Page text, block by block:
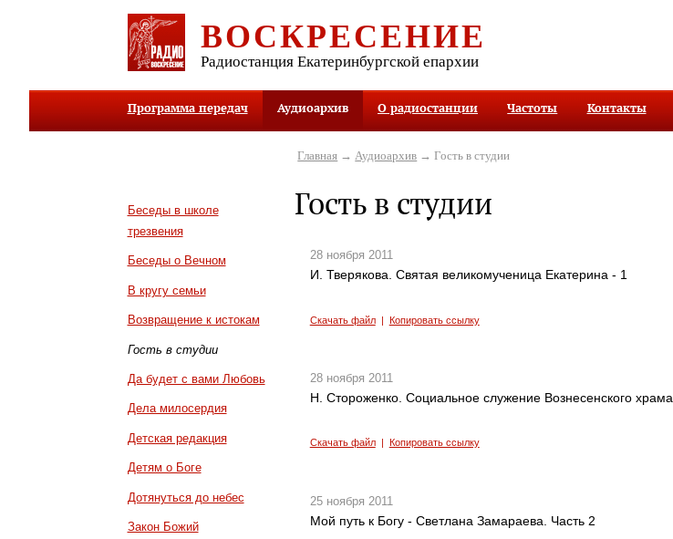
ВОСКРЕСЕНИЕ
Радиостанция Екатеринбургской епархии
Программа передач Аудиоархив О радиостанции Частоты Контакты
Беседы в школе
трезвения
Беседы о Вечном
В кругу семьи
Возвращение к истокам
Гость в студии
Да будет с вами Любовь
Дела милосердия
Детская редакция
Детям о Боге
Дотянуться до небес
Закон Божий
Главная → Аудиоархив → Гость в студии
Гость в студии
28 ноября 2011
И. Тверякова. Святая великомученица Екатерина - 1
Скачать файл| Копировать ссылку
28 ноября 2011
Н. Стороженко. Социальное служение Вознесенского храма
Скачать файл| Копировать ссылку
25 ноября 2011
Мой путь к Богу - Светлана Замараева. Часть 2